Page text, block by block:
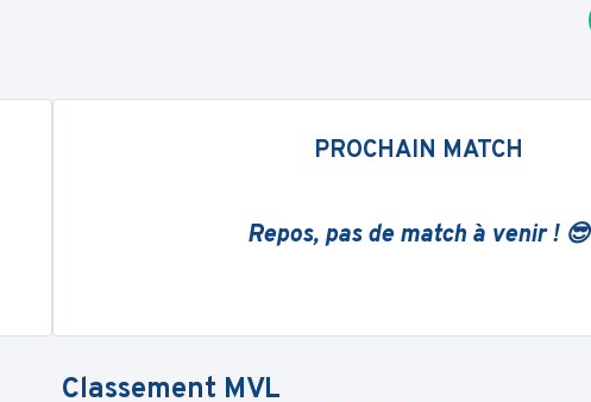
PROCHAIN MATCH
Repos, pas de match à venir ! 😎
Classement MVL